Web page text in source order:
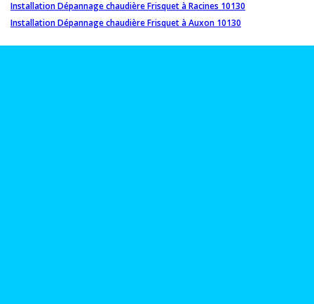
Installation Dépannage chaudière Frisquet à Racines 10130
Installation Dépannage chaudière Frisquet à Auxon 10130